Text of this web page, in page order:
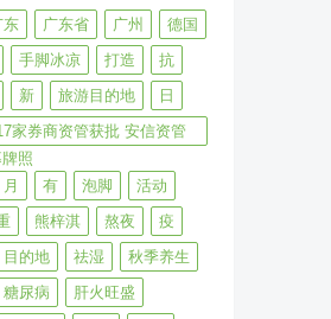
东 广东省 广州
德国
手脚冰凉 打造
抗
新 旅游目的地
日
家券商资管获批 安信资管
照
月 有 泡脚
活动
熊梓淇 熬夜
疫
目的地 祛湿
秋季养生
糖尿病
肝火旺盛